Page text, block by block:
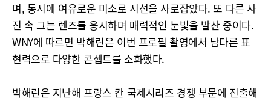
며, 동시에 여유로운 미소로 시선을 사로잡았다. 또 다른 사
진 속 그는 렌즈를 응시하며 매력적인 눈빛을 발산 중이다.
WNY에 따르면 박해린은 이번 프로필 촬영에서 남다른 표
현력으로 다양한 콘셉트를 소화했다.
박해린은 지난해 프랑스 칸 국제시리즈 경쟁 부문에 진출해